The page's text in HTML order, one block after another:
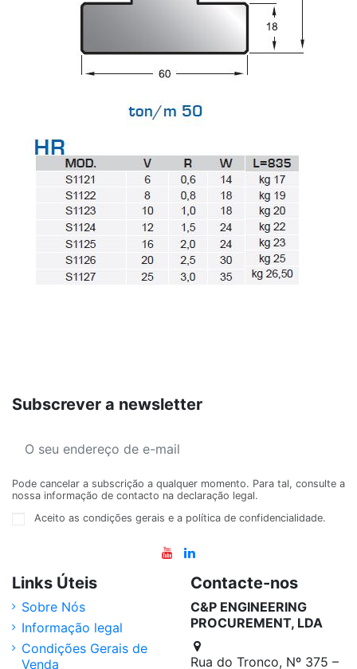
Subscrever a newsletter
Pode cancelar a subscrição a qualquer momento. Para tal, consulte a
nossa informação de contacto na declaração legal.
Aceito as condições gerais e a política de confidencialidade.
Links Úteis
Sobre Nós
Informação legal
Condições Gerais de
Venda
Contacte-nos
C&P ENGINEERING
PROCUREMENT, LDA
Rua do Tronco, Nº 375 –